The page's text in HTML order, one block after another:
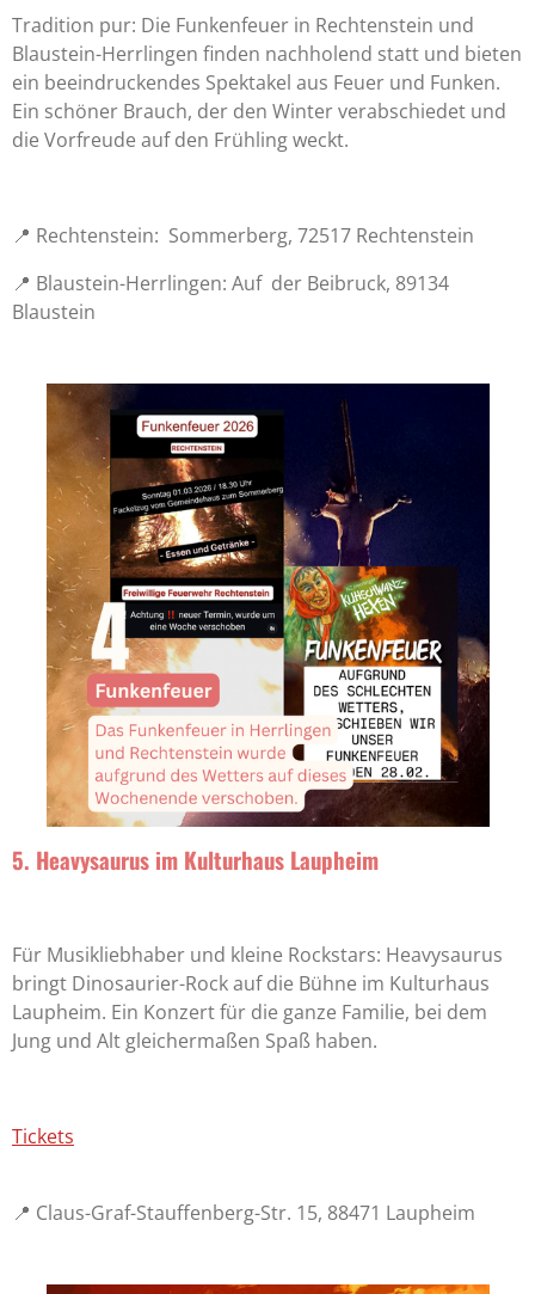
Tradition pur: Die Funkenfeuer in Rechtenstein und
Blaustein-Herrlingen finden nachholend statt und bieten
ein beeindruckendes Spektakel aus Feuer und Funken.
Ein schöner Brauch, der den Winter verabschiedet und
die Vorfreude auf den Frühling weckt.
📍 Rechtenstein: Sommerberg, 72517 Rechtenstein
📍 Blaustein-Herrlingen: Auf der Beibruck, 89134
Blaustein
5. Heavysaurus im Kulturhaus Laupheim
Für Musikliebhaber und kleine Rockstars: Heavysaurus
bringt Dinosaurier-Rock auf die Bühne im Kulturhaus
Laupheim. Ein Konzert für die ganze Familie, bei dem
Jung und Alt gleichermaßen Spaß haben.
Tickets
📍 Claus-Graf-Stauffenberg-Str. 15, 88471 Laupheim